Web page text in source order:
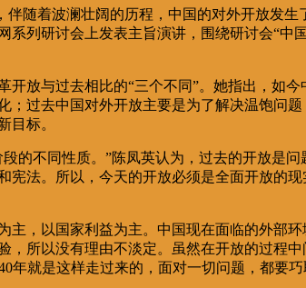
伴随着波澜壮阔的历程，中国的对外开放发
列研讨会上发表主旨演讲，围绕研讨会“中
开放与过去相比的“三个不同”。她指出，如
过去中国对外开放主要是为了解决温饱问
目标。
的不同性质。”陈凤英认为，过去的开放是
法。所以，今天的开放必须是全面开放的
，以国家利益为主。中国现在面临的外部
所以没有理由不淡定。虽然在开放的过程
年就是这样走过来的，面对一切问题，都要